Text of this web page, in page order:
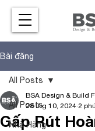
Bài đăng
All Posts
Nhà Hàng
All Posts
Gấp Rút
BSA Design & Build
28 thg 10, 2024 2